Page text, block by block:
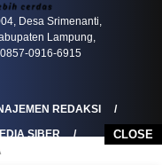
CLOSE
Desa Srimenanti,
Lampung,
0916-6915
REDAKSI
SIBER